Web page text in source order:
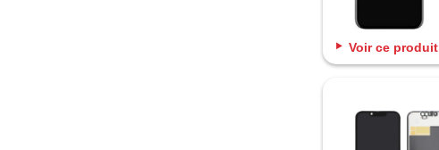
Voir ce produit